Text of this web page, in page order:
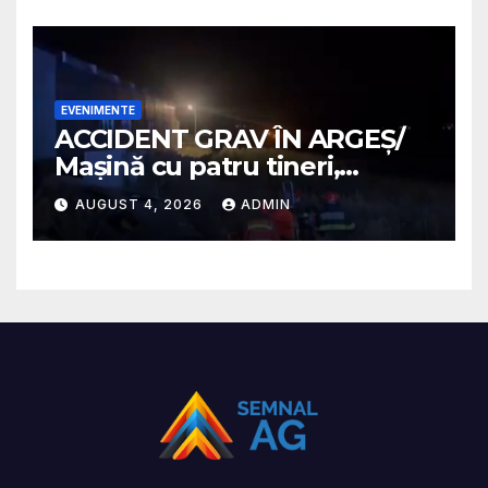
EVENIMENTE
ACCIDENT GRAV ÎN ARGEȘ/
Mașină cu patru tineri,
răsturnată pe un câmp la
Micești/ Doi sunt în stare
gravă
AUGUST 4, 2026 ADMIN